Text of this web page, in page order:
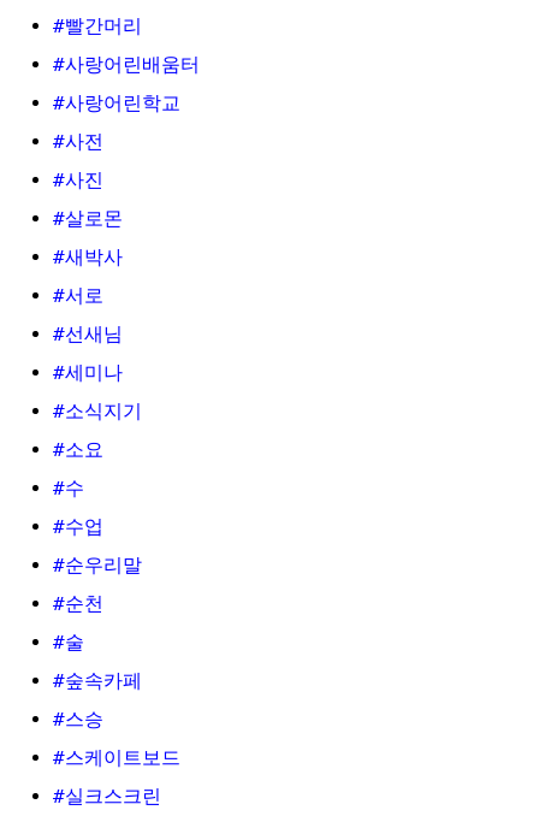
#빨간머리
#사랑어린배움터
#사랑어린학교
#사전
#사진
#살로몬
#새박사
#서로
#선새님
#세미나
#소식지기
#소요
#수
#수업
#순우리말
#순천
#술
#숲속카페
#스승
#스케이트보드
#실크스크린